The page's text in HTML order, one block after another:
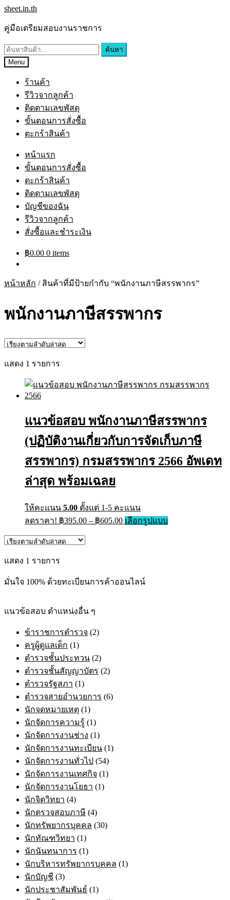
Skip
navigation
Skip
content
sheet.in.th
คู่มือเตรียมสอบงานราชการ
ค้นหา:
ค้นหา
Menu
ร้านค้า
รีวิวจากลูกค้า
ติดตามเลขพัสดุ
ขั้นตอนการสั่งซื้อ
ตะกร้าสินค้า
หน้าแรก
ขั้นตอนการสั่งซื้อ
ตะกร้าสินค้า
ติดตามเลขพัสดุ
บัญชีของฉัน
รีวิวจากลูกค้า
สั่งซื้อและชำระเงิน
฿0.00 0 items
หน้าหลัก / สินค้าที่มีป้ายกำกับ “พนักงานภาษีสรรพากร”
พนักงานภาษีสรรพากร
แสดง 1 รายการ
แนวข้อสอบ พนักงานภาษีสรรพากร
(ปฏิบัติงานเกี่ยวกับการจัดเก็บภาษี
สรรพากร) กรมสรรพากร 2566 อัพเดท
ล่าสุด พร้อมเฉลย
ให้คะแนน 5.00 ตั้งแต่ 1-5 คะแนน
ลดราคา! ฿395.00 – ฿605.00Price
range:
เลือกรูปแบบThis
product
แสดง 1 รายการ
มั่นใจ 100% ด้วยทะเบียนการค้าออนไลน์
แนวข้อสอบ ตำแหน่งอื่น ๆ
ข้าราชการตำรวจ (2)
ครูผู้ดูแลเด็ก (1)
ตำรวจชั้นประทวน (2)
ตำรวจชั้นสัญญาบัตร (2)
ตำรวจรัฐสภา (1)
ตำรวจสายอำนวยการ (6)
นักจดหมายเหตุ (1)
นักจัดการความรู้ (1)
นักจัดการงานช่าง (1)
นักจัดการงานทะเบียน (1)
นักจัดการงานทั่วไป (54)
นักจัดการงานเทศกิจ (1)
นักจัดการงานโยธา (1)
นักจิตวิทยา (4)
นักตรวจสอบภาษี (4)
นักทรัพยากรบุคคล (30)
นักทัณฑวิทยา (1)
นักนันทนาการ (1)
นักบริหารทรัพยากรบุคคล (1)
นักบัญชี (3)
นักประชาสัมพันธ์ (1)